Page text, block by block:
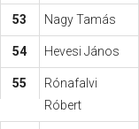
53 Nagy Tamás
54 Hevesi János
55
Rónafalvi
Róbert